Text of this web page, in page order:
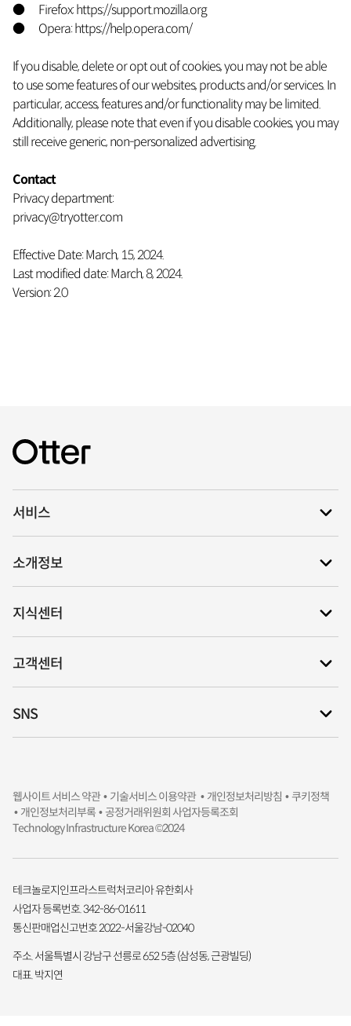
● Firefox: https://support.mozilla.org
● Opera: https://help.opera.com/
If you disable, delete or opt out of cookies, you may not be able
to use some features of our websites, products and/or services. In
particular, access, features and/or functionality may be limited.
Additionally, please note that even if you disable cookies, you may
still receive generic, non-personalized advertising.
Contact
Privacy department:
privacy@tryotter.com
Effective Date: March, 15, 2024.
Last modified date: March, 8, 2024.
Version: 2.0
서비스
소개정보
지식센터
고객센터
SNS
웹사이트 서비스 약관 •기술서비스 이용약관 •개인정보처리방침 • 쿠키정책
• 개인정보처리부록 • 공정거래위원회 사업자등록조회
Technology Infrastructure Korea ©2024
테크놀로지인프라스트럭처코리아 유한회사
사업자 등록번호. 342-86-01611
통신판매업신고번호 2022-서울강남-02040
주소. 서울특별시 강남구 선릉로 652 5층 (삼성동, 근광빌딩)
대표. 박지연